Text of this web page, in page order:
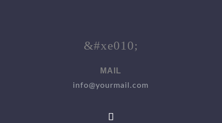
&#xe010;
MAIL
info@yourmail.com